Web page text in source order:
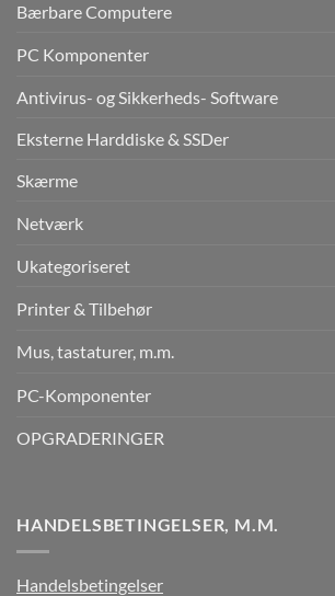
Bærbare Computere
PC Komponenter
Antivirus- og Sikkerheds- Software
Eksterne Harddiske & SSDer
Skærme
Netværk
Ukategoriseret
Printer & Tilbehør
Mus, tastaturer, m.m.
PC-Komponenter
OPGRADERINGER
HANDELSBETINGELSER, M.M.
Handelsbetingelser